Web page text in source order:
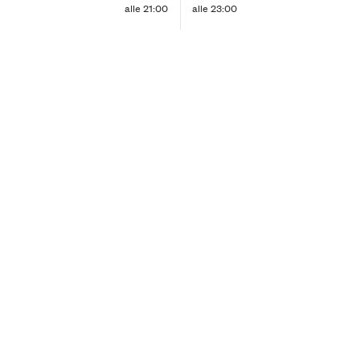
alle 21:00 alle 23:00